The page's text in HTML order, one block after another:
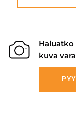
Haluatko
kuva